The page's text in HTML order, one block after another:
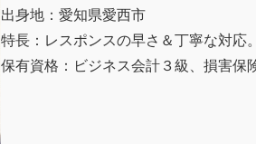
出身地：愛知県愛西市
特長：レスポンスの早さ＆丁寧な対応
保有資格：ビジネス会計３級、損害保